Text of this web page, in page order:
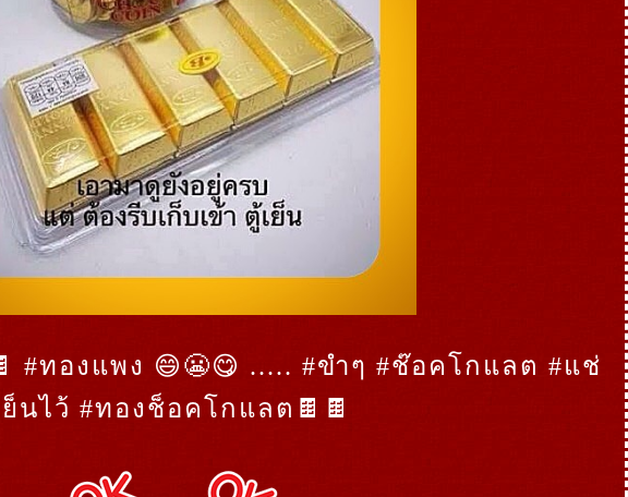
#ทองแพง 😄😬😋 ..... #ขำๆ #ช๊อคโกแลต #แช่
ย็นไว้ #ทองช็อคโกแลต🍫🍫